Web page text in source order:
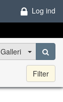
Log ind
Galleri
Filter